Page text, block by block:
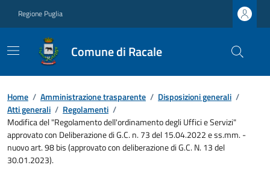
Regione Puglia
Comune di Racale
Home / Amministrazione trasparente / Disposizioni generali /
Atti generali / Regolamenti /
Modifica del "Regolamento dell'ordinamento degli Uffici e Servizi"
approvato con Deliberazione di G.C. n. 73 del 15.04.2022 e ss.mm. -
nuovo art. 98 bis (approvato con deliberazione di G.C. N. 13 del
30.01.2023).